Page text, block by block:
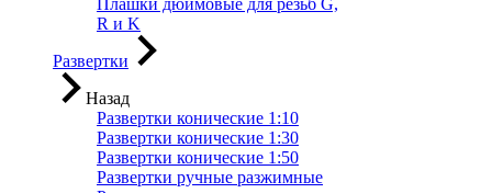
Плашки дюймовые для резьб G,
R и K
Развертки
Назад
Развертки конические 1:10
Развертки конические 1:30
Развертки конические 1:50
Развертки ручные разжимные